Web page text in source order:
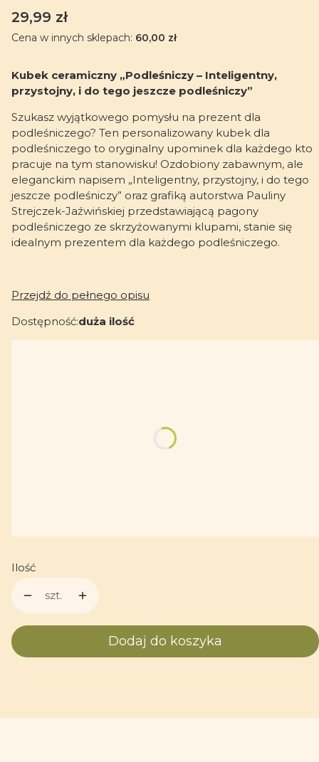
Cena
29,99 zł
Cena w innych sklepach: 60,00 zł
Kubek ceramiczny „Podleśniczy – Inteligentny,
przystojny, i do tego jeszcze podleśniczy”
Szukasz wyjątkowego pomysłu na prezent dla
podleśniczego? Ten personalizowany kubek dla
podleśniczego to oryginalny upominek dla każdego kto
pracuje na tym stanowisku! Ozdobiony zabawnym, ale
eleganckim napisem „Inteligentny, przystojny, i do tego
jeszcze podleśniczy” oraz grafiką autorstwa Pauliny
Strejczek-Jaźwińskiej przedstawiającą pagony
podleśniczego ze skrzyżowanymi klupami, stanie się
idealnym prezentem dla każdego podleśniczego.
Przejdź do pełnego opisu
Dostępność:duża ilość
Ilość
szt.
Dodaj do koszyka